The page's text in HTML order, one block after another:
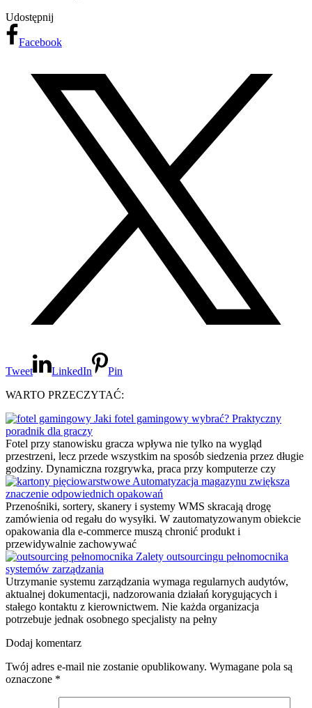
Udostępnij
Facebook
Tweet LinkedIn
Pin
WARTO PRZECZYTAĆ:
Jaki fotel gamingowy wybrać? Praktyczny
poradnik dla graczy
Fotel przy stanowisku gracza wpływa nie tylko na wygląd
przestrzeni, lecz przede wszystkim na sposób siedzenia przez długie
godziny. Dynamiczna rozgrywka, praca przy komputerze czy
Automatyzacja magazynu zwiększa
znaczenie odpowiednich opakowań
Przenośniki, sortery, skanery i systemy WMS skracają drogę
zamówienia od regału do wysyłki. W zautomatyzowanym obiekcie
opakowania dla e-commerce muszą chronić produkt i
przewidywalnie zachowywać
Zalety outsourcingu pełnomocnika
systemów zarządzania
Utrzymanie systemu zarządzania wymaga regularnych audytów,
aktualnej dokumentacji, nadzorowania działań korygujących i
stałego kontaktu z kierownictwem. Nie każda organizacja
potrzebuje jednak osobnego specjalisty na pełny
Dodaj komentarz
Twój adres e-mail nie zostanie opublikowany. Wymagane pola są
oznaczone *